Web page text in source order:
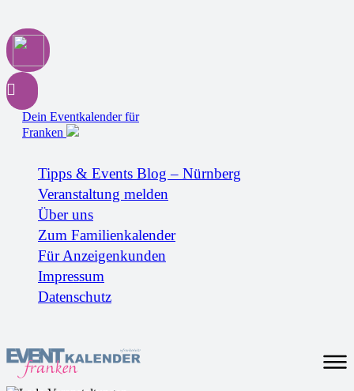
Dein Eventkalender für
Franken
Tipps & Events Blog – Nürnberg
Veranstaltung melden
Über uns
Zum Familienkalender
Für Anzeigenkunden
Impressum
Datenschutz